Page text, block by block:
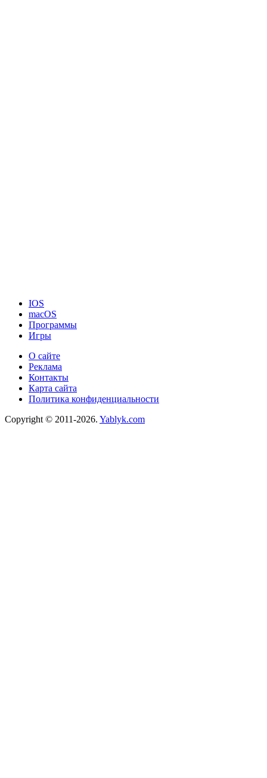
IOS
macOS
Программы
Игры
О сайте
Реклама
Контакты
Карта сайта
Политика конфиденциальности
Copyright © 2011-2026. Yablyk.сom